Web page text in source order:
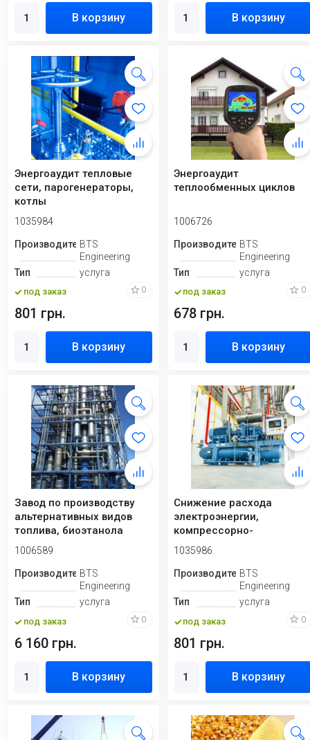
В корзину В корзину
Энергоаудит тепловые
сети, парогенераторы,
котлы
1035984
ПроизводительBTS
Engineering
Тип
услуга
под заказ 0
801 грн.
В корзину
Энергоаудит
теплообменных циклов
1006726
ПроизводительBTS
Engineering
Тип
услуга
под заказ 0
678 грн.
В корзину
Завод по производству
альтернативных видов
топлива, биоэтанола
1006589
ПроизводительBTS
Engineering
Тип
услуга
под заказ 0
6 160 грн.
В корзину
Снижение расхода
электроэнергии,
компрессорно-
холодильное
оборудование
1035986
ПроизводительBTS
Engineering
Тип
услуга
под заказ 0
801 грн.
В корзину